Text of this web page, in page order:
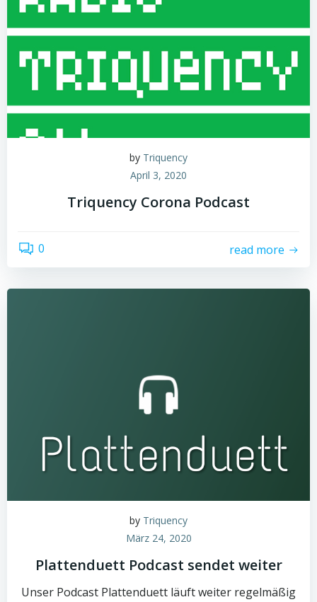
by Triquency
April 3, 2020
Triquency Corona Podcast
0 read more
by Triquency
März 24, 2020
Plattenduett Podcast sendet weiter
Unser Podcast Plattenduett läuft weiter regelmäßig